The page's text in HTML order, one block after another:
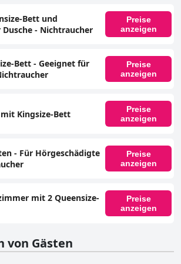
Bett und
- Nichtraucher
Preise
anzeigen
Bett - Geeignet für
Preise
anzeigen
Kingsize-Bett
Preise
anzeigen
- Für Hörgeschädigte
Preise
anzeigen
mit 2 Queensize-
Preise
anzeigen
von Gästen